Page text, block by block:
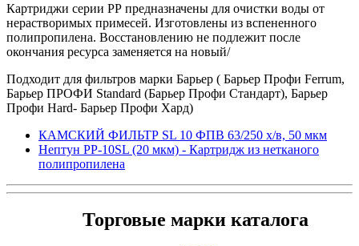
Картриджи серии РР предназначены для очистки воды от
нерастворимых примесей. Изготовлены из вспененного
полипропилена. Восстановлению не подлежит после
окончания ресурса заменяется на новый/
Подходит для фильтров марки Барьер ( Барьер Профи Ferrum,
Барьер ПРОФИ Standard (Барьер Профи Стандарт), Барьер
Профи Hard- Барьер Профи Хард)
КАМСКИЙ ФИЛЬТР SL 10 ФПВ 63/250 х/в, 50 мкм
Нептун PP-10SL (20 мкм) - Картридж из нетканого
полипропилена
Торговые марки каталога